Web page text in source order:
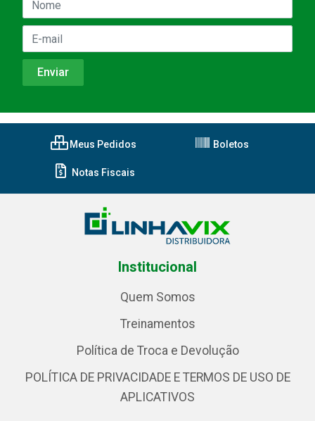
Meus Pedidos Boletos
Notas Fiscais
Institucional
Quem Somos
Treinamentos
Política de Troca e Devolução
POLÍTICA DE PRIVACIDADE E TERMOS DE USO DE
APLICATIVOS